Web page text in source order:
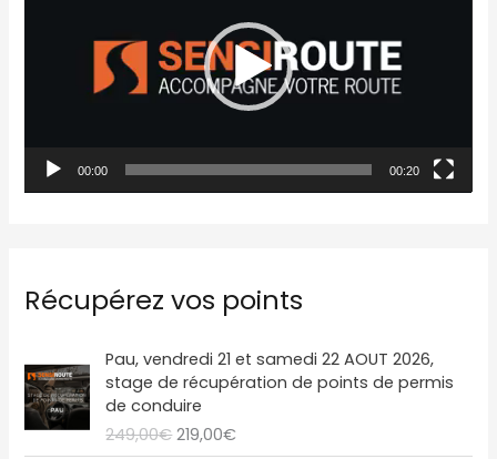
o
00:00 00:20
Récupérez vos points
Pau, vendredi 21 et samedi 22 AOUT 2026,
stage de récupération de points de permis
de conduire
249,00€
L
e
p
r
i219,00€
e
p